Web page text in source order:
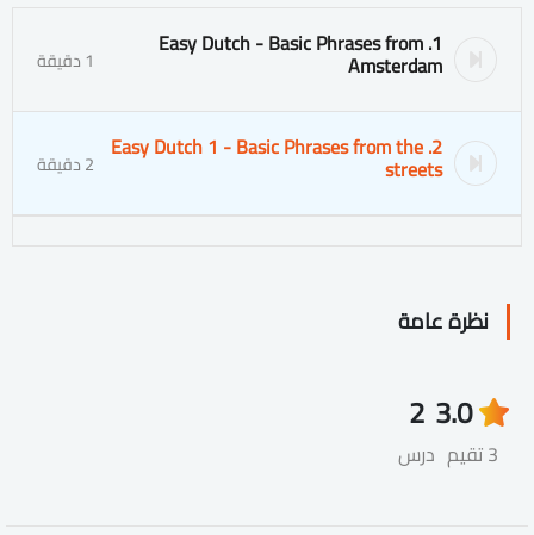
1. Easy Dutch - Basic Phrases from
Amsterdam 1 دقيقة
2. Easy Dutch 1 - Basic Phrases from the
streets 2 دقيقة
نظرة عامة
3.0
3 تقيم
2
درس